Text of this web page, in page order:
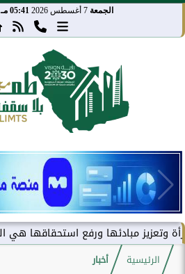
الجمعة 7 أغسطس 2026 05:41 مـ
مبادئها ورفع استحقاقها هي الخطوة...
الرئيسية أخبار